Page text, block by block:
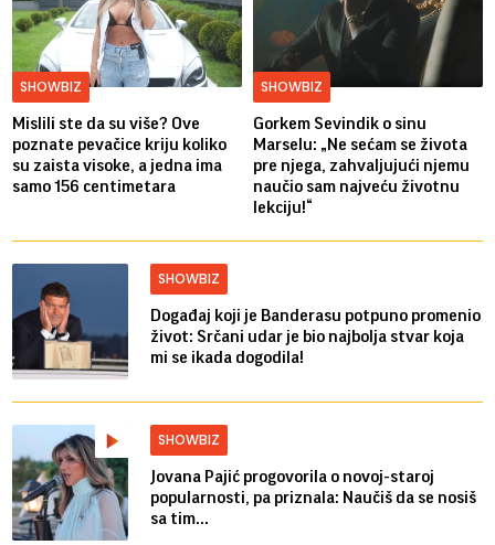
SHOWBIZ
Mislili ste da su više? Ove
poznate pevačice kriju koliko
su zaista visoke, a jedna ima
samo 156 centimetara
SHOWBIZ
Gorkem Sevindik o sinu
Marselu: „Ne sećam se života
pre njega, zahvaljujući njemu
naučio sam najveću životnu
lekciju!“
SHOWBIZ
Događaj koji je Banderasu potpuno promenio
život: Srčani udar je bio najbolja stvar koja
mi se ikada dogodila!
SHOWBIZ
Jovana Pajić progovorila o novoj-staroj
popularnosti, pa priznala: Naučiš da se nosiš
sa tim...